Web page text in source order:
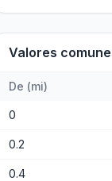
Valores
De (mi)
0
0.2
0.4